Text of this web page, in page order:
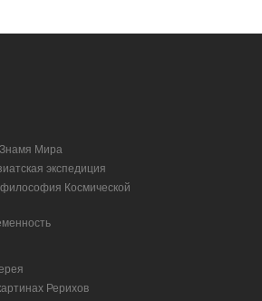
Мира
экспедиция
Космической
Рерихов